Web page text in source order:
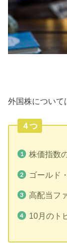
外国株について
４つ
株価指数
ゴールド
高配当フ
10月のト